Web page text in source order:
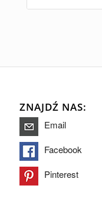
ZNAJDŹ NAS:
Email
Facebook
Pinterest